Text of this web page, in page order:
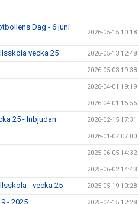
Dag - 6 juni
2026-05-15 10:18
vecka 25 2026-05-13 12:48
2026-05-03 19:38
2026-04-01 19:19
2026-04-01 16:56
25 - Inbjudan 2026-02-15 17:31
2026-01-07 07:00
2025-06-05 14:32
2025-06-02 14:43
- vecka 25 2025-05-19 10:28
- 2025